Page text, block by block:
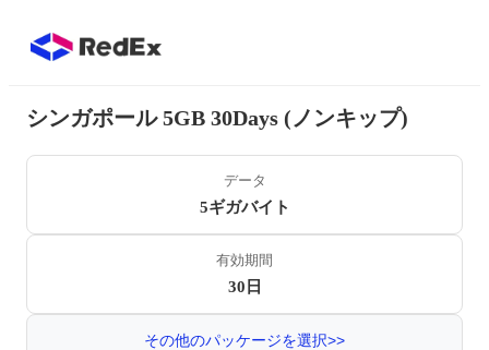
シンガポール 5GB 30Days (ノンキップ)
データ
5ギガバイト
有効期間
30日
その他のパッケージを選択>>